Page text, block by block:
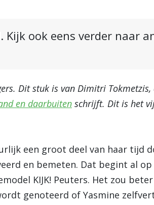
ook eens verder naar
Dit stuk is van Dimitri
en daarbuiten schrijft. Dit is het
een groot deel van haar tijd
en bemeten. Dat begint al
KIJK! Peuters. Het zou
genoteerd of Yasmine